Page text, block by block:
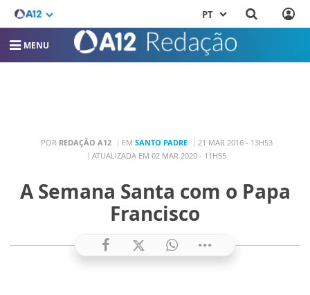
PT
MENU
POR REDAÇÃO A12 EM SANTO PADRE
21 MAR 2016 - 13H53
ATUALIZADA EM 02 MAR 2020 - 11H55
A Semana Santa com o Papa
Francisco